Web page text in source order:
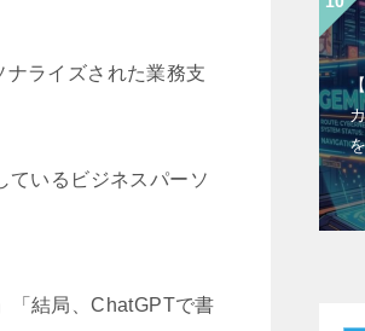
ライズされた業務支
いるビジネスパーソ
「結局、ChatGPTで書